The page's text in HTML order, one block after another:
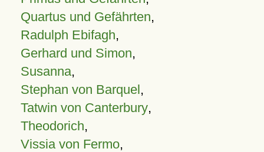
Quartus und Gefährten,
Radulph Ebifagh,
Gerhard und Simon,
Susanna,
Stephan von Barquel,
Tatwin von Canterbury,
Theodorich,
Vissia von Fermo,